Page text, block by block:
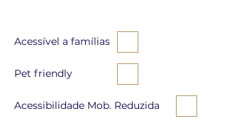
Acessível a famílias
Pet friendly
Acessibilidade Mob. Reduzida